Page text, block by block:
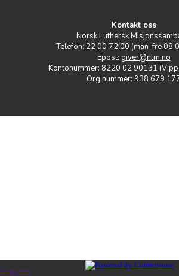
Kontakt oss
Norsk Luthersk
Telefon: 22 00 72 00 (man-fre
Epost: giver@nlm.no
Kontonummer: 8220 02 90131
Org.nummer: 938 679
Logg inn